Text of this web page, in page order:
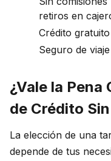
retiros en
Crédito
Seguro de
¿Vale la
de Crédito
La elección de una
depende de tus